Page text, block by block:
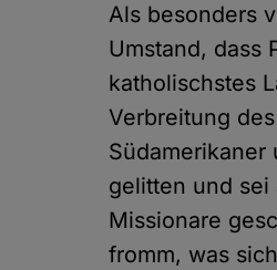
Als besonders
Umstand, dass
katholischstes
Verbreitung
gelitten und
Missionare
fromm, was